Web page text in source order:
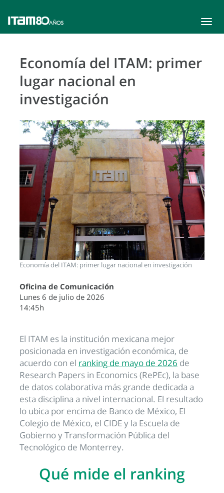
Toggle
Economía del ITAM: primer
lugar nacional en
investigación
Economía del ITAM: primer lugar nacional en investigación
Oficina de Comunicación
Lunes 6 de julio de 2026
14:45h
El ITAM es la institución mexicana mejor
posicionada en investigación económica, de
acuerdo con el ranking de mayo de 2026 de
Research Papers in Economics (RePEc), la base
de datos colaborativa más grande dedicada a
esta disciplina a nivel internacional. El resultado
lo ubica por encima de Banco de México, El
Colegio de México, el CIDE y la Escuela de
Gobierno y Transformación Pública del
Tecnológico de Monterrey.
Qué mide el ranking